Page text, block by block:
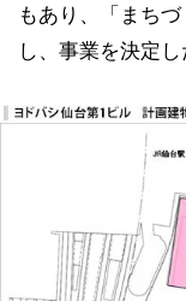
もあり、「まち
し、事業を決定し